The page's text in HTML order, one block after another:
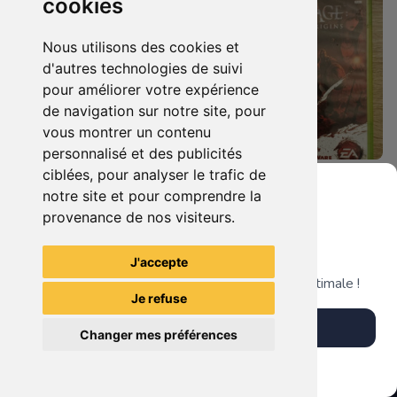
cookies
Nous utilisons des cookies et
d'autres technologies de suivi
pour améliorer votre expérience
de navigation sur notre site, pour
vous montrer un contenu
personnalisé et des publicités
ciblées, pour analyser le trafic de
notre site et pour comprendre la
provenance de nos visiteurs.
J'accepte
Je refuse
Changer mes préférences
5.90 € 0
Dragon Age Ii Xbox 360
8.90 €
TheGamingR83
Grenier du Geek
Télécharge notre app pour une expérience optimale !
Télécharger l'app